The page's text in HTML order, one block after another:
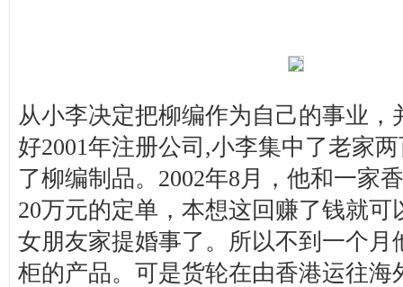
从小李决定把柳编作为自己的事业，
好2001年注册公司,小李集中了老家
了柳编制品。2002年8月，他和一家
20万元的定单，本想这回赚了钱就可
女朋友家提婚事了。所以不到一个月
柜的产品。可是货轮在由香港运往海